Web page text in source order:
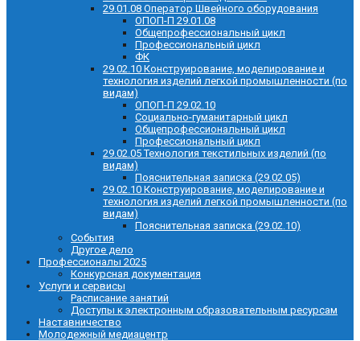
29.01.08 Оператор Швейного оборудования
ОПОП-П 29.01.08
Общепрофессиональный цикл
Профессиональный цикл
ФК
29.02.10 Конструирование, моделирование и
технология изделий легкой промышленности (по
видам)
ОПОП-П 29.02.10
Социально-гуманитарный цикл
Общепрофессиональный цикл
Профессиональный цикл
29.02.05 Технология текстильных изделий (по
видам)
Пояснительная записка (29.02.05)
29.02.10 Конструирование, моделирование и
технология изделий легкой промышленности (по
видам)
Пояснительная записка (29.02.10)
События
Другое дело
Профессионалы 2025
Конкурсная документация
Услуги и сервисы
Расписание занятий
Доступы к электронным образовательным ресурсам
Наставничество
Молодежный медиацентр